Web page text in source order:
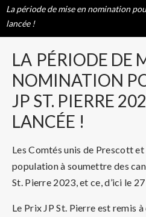
La période de mise en nomination
lancée !
LA PÉRIODE DE
NOMINATION
JP ST. PIERRE
LANCÉE !
Les Comtés unis de Prescott
population à soumettre des
St. Pierre 2023, et ce, d’ici le
Le Prix JP St. Pierre est remis